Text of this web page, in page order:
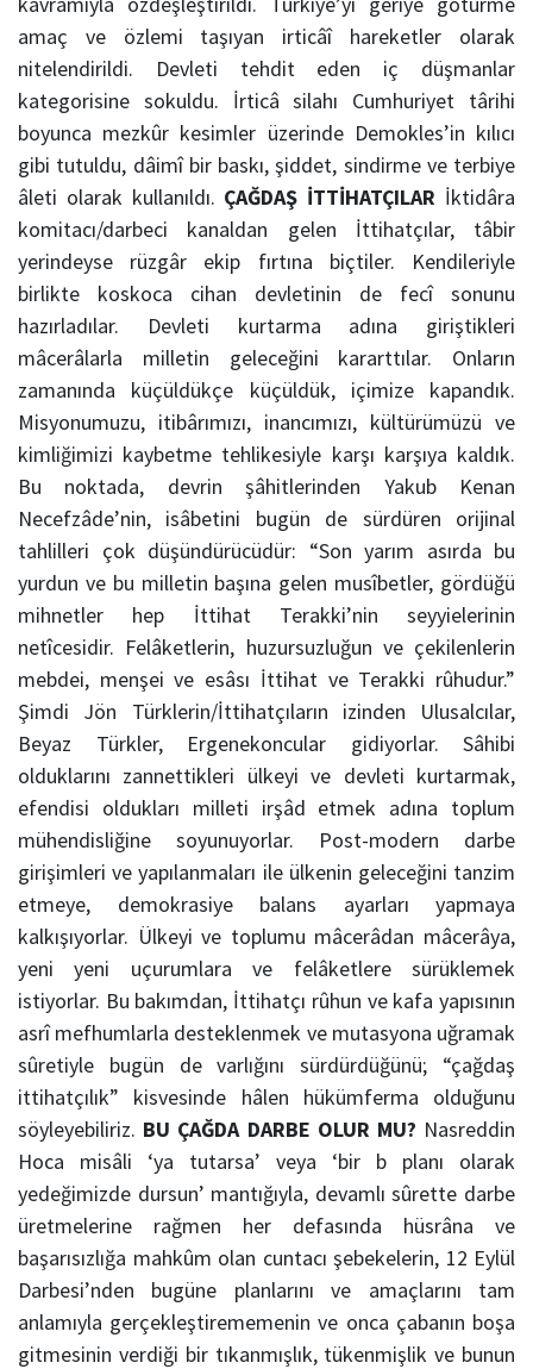
amaç ve özlemi taşıyan irticâî hareketler olarak
nitelendirildi. Devleti tehdit eden iç düşmanlar
kategorisine sokuldu. İrticâ silahı Cumhuriyet târihi
boyunca mezkûr kesimler üzerinde Demokles’in kılıcı
gibi tutuldu, dâimî bir baskı, şiddet, sindirme ve terbiye
âleti olarak kullanıldı. ÇAĞDAŞ İTTİHATÇILAR İktidâra
komitacı/darbeci kanaldan gelen İttihatçılar, tâbir
yerindeyse rüzgâr ekip fırtına biçtiler. Kendileriyle
birlikte koskoca cihan devletinin de fecî sonunu
hazırladılar. Devleti kurtarma adına giriştikleri
mâcerâlarla milletin geleceğini kararttılar. Onların
zamanında küçüldükçe küçüldük, içimize kapandık.
Misyonumuzu, itibârımızı, inancımızı, kültürümüzü ve
kimliğimizi kaybetme tehlikesiyle karşı karşıya kaldık.
Bu noktada, devrin şâhitlerinden Yakub Kenan
Necefzâde’nin, isâbetini bugün de sürdüren orijinal
tahlilleri çok düşündürücüdür: “Son yarım asırda bu
yurdun ve bu milletin başına gelen musîbetler, gördüğü
mihnetler hep İttihat Terakki’nin seyyielerinin
netîcesidir. Felâketlerin, huzursuzluğun ve çekilenlerin
mebdei, menşei ve esâsı İttihat ve Terakki rûhudur.”
Şimdi Jön Türklerin/İttihatçıların izinden Ulusalcılar,
Beyaz Türkler, Ergenekoncular gidiyorlar. Sâhibi
olduklarını zannettikleri ülkeyi ve devleti kurtarmak,
efendisi oldukları milleti irşâd etmek adına toplum
mühendisliğine soyunuyorlar. Post-modern darbe
girişimleri ve yapılanmaları ile ülkenin geleceğini tanzim
etmeye, demokrasiye balans ayarları yapmaya
kalkışıyorlar. Ülkeyi ve toplumu mâcerâdan mâcerâya,
yeni yeni uçurumlara ve felâketlere sürüklemek
istiyorlar. Bu bakımdan, İttihatçı rûhun ve kafa yapısının
asrî mefhumlarla desteklenmek ve mutasyona uğramak
sûretiyle bugün de varlığını sürdürdüğünü; “çağdaş
ittihatçılık” kisvesinde hâlen hükümferma olduğunu
söyleyebiliriz. BU ÇAĞDA DARBE OLUR MU? Nasreddin
Hoca misâli ‘ya tutarsa’ veya ‘bir b planı olarak
yedeğimizde dursun’ mantığıyla, devamlı sûrette darbe
üretmelerine rağmen her defasında hüsrâna ve
başarısızlığa mahkûm olan cuntacı şebekelerin, 12 Eylül
Darbesi’nden bugüne planlarını ve amaçlarını tam
anlamıyla gerçekleştirememenin ve onca çabanın boşa
gitmesinin verdiği bir tıkanmışlık, tükenmişlik ve bunun